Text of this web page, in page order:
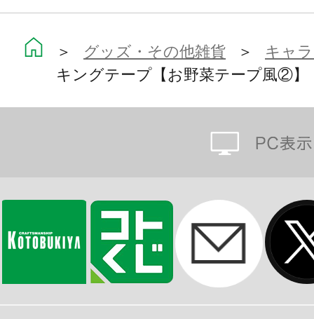
＞ グッズ・その他雑貨 ＞ キャ
キングテープ【お野菜テープ風②】